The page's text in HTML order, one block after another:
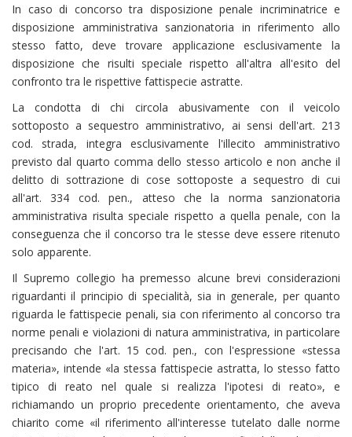
In caso di concorso tra disposizione penale incriminatrice e
disposizione amministrativa sanzionatoria in riferimento allo
stesso fatto, deve trovare applicazione esclusivamente la
disposizione che risulti speciale rispetto all'altra all'esito del
confronto tra le rispettive fattispecie astratte.
La condotta di chi circola abusivamente con il veicolo
sottoposto a sequestro amministrativo, ai sensi dell'art. 213
cod. strada, integra esclusivamente l'illecito amministrativo
previsto dal quarto comma dello stesso articolo e non anche il
delitto di sottrazione di cose sottoposte a sequestro di cui
all'art. 334 cod. pen., atteso che la norma sanzionatoria
amministrativa risulta speciale rispetto a quella penale, con la
conseguenza che il concorso tra le stesse deve essere ritenuto
solo apparente.
Il Supremo collegio ha premesso alcune brevi considerazioni
riguardanti il principio di specialità, sia in generale, per quanto
riguarda le fattispecie penali, sia con riferimento al concorso tra
norme penali e violazioni di natura amministrativa, in particolare
precisando che l'art. 15 cod. pen., con l'espressione «stessa
materia», intende «la stessa fattispecie astratta, lo stesso fatto
tipico di reato nel quale si realizza l'ipotesi di reato», e
richiamando un proprio precedente orientamento, che aveva
chiarito come «il riferimento all'interesse tutelato dalle norme